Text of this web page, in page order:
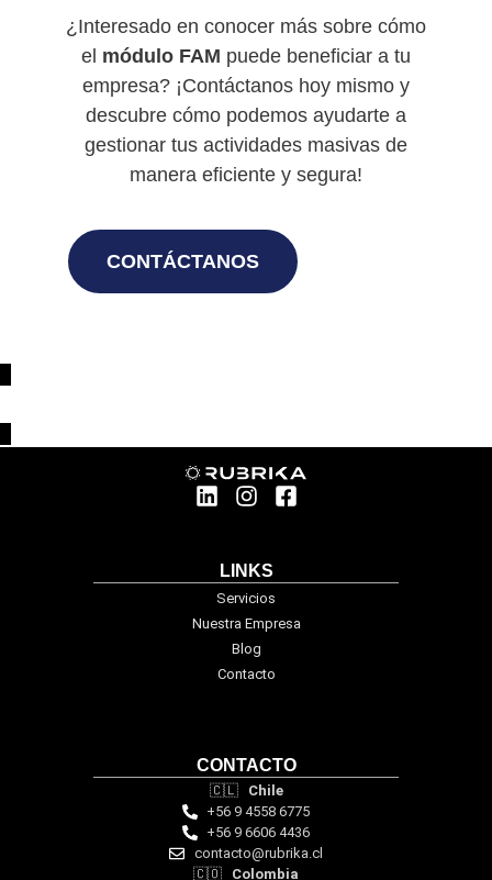
¿Interesado en conocer más sobre cómo
el módulo FAM puede beneficiar a tu
empresa? ¡Contáctanos hoy mismo y
descubre cómo podemos ayudarte a
gestionar tus actividades masivas de
manera eficiente y segura!
CONTÁCTANOS
LINKS
Servicios
Nuestra Empresa
Blog
Contacto
CONTACTO
🇨🇱 Chile
+56 9 4558 6775
+56 9 6606 4436
contacto@rubrika.cl
🇨🇴 Colombia